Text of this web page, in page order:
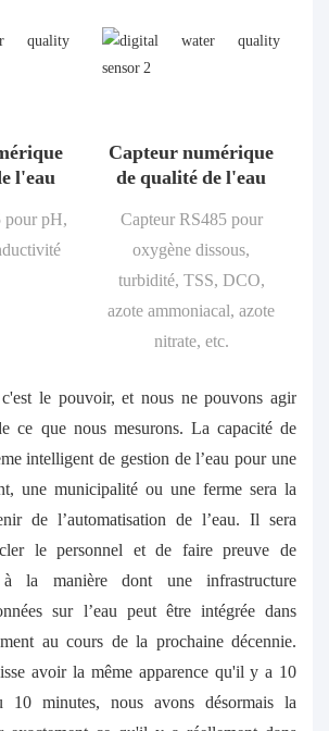
l'eau
pour pH,
Capteur numérique
de qualité de l'eau
Capteur RS485 pour
oxygène dissous,
turbidité, TSS, DCO,
azote ammoniacal, azote
nitrate, etc.
le pouvoir, et nous ne pouvons agir
ce que nous mesurons. La capacité de
intelligent de gestion de l’eau pour une
une municipalité ou une ferme sera la
de l’automatisation de l’eau. Il sera
le personnel et de faire preuve de
la manière dont une infrastructure
sur l’eau peut être intégrée dans
au cours de la prochaine décennie.
avoir la même apparence qu'il y a 10
minutes, nous avons désormais la